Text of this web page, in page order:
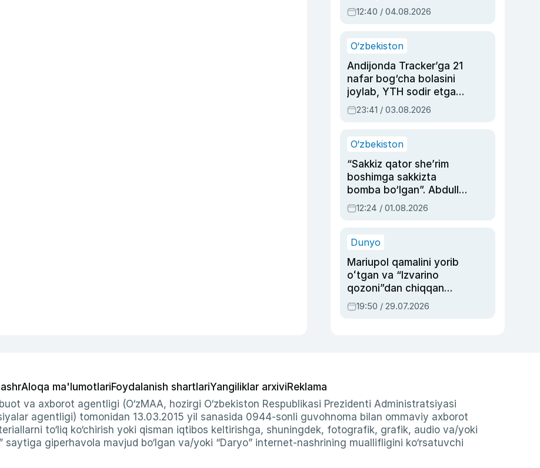
intellektni boshqara
olmay qolishidan xavotir
12:40 / 04.08.2026
O‘zbekiston
Andijonda Tracker’ga 21
nafar bog‘cha bolasini
joylab, YTH sodir etgan
ayolga sud hukmi o‘qildi
23:41 / 03.08.2026
O‘zbekiston
“Sakkiz qator she’rim
boshimga sakkizta
bomba bo‘lgan”. Abdulla
Oripovni siyosiy
ayblovlardan asrab
12:24 / 01.08.2026
Dunyo
Mariupol qamalini yorib
oʻtgan va “Izvarino
qozoni”dan chiqqan
qahramon — Ukraina
armiyasi bosh
19:50 / 29.07.2026
Aloqa ma'lumotlariFoydalanish shartlariYangiliklar arxiviReklama
va axborot agentligi (O‘zMAA, hozirgi O‘zbekiston Respublikasi Prezidenti Administratsiyasi
agentligi) tomonidan 13.03.2015 yil sanasida 0944-sonli guvohnoma bilan ommaviy axborot
to‘liq ko‘chirish yoki qisman iqtibos keltirishga, shuningdek, fotografik, grafik, audio va/yoki
giperhavola mavjud bo‘lgan va/yoki “Daryo” internet-nashrining muallifligini ko‘rsatuvchi